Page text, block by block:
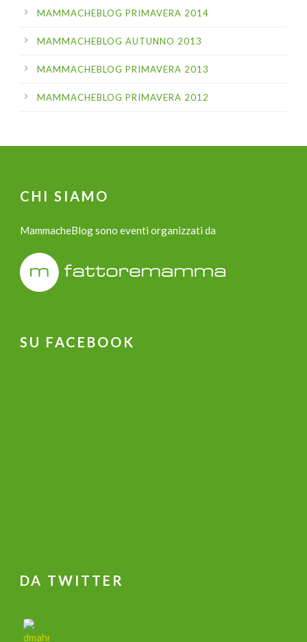
MAMMACHEBLOG PRIMAVERA 2014
MAMMACHEBLOG AUTUNNO 2013
MAMMACHEBLOG PRIMAVERA 2013
MAMMACHEBLOG PRIMAVERA 2012
CHI SIAMO
MammacheBlog sono eventi organizzati da
SU FACEBOOK
DA TWITTER